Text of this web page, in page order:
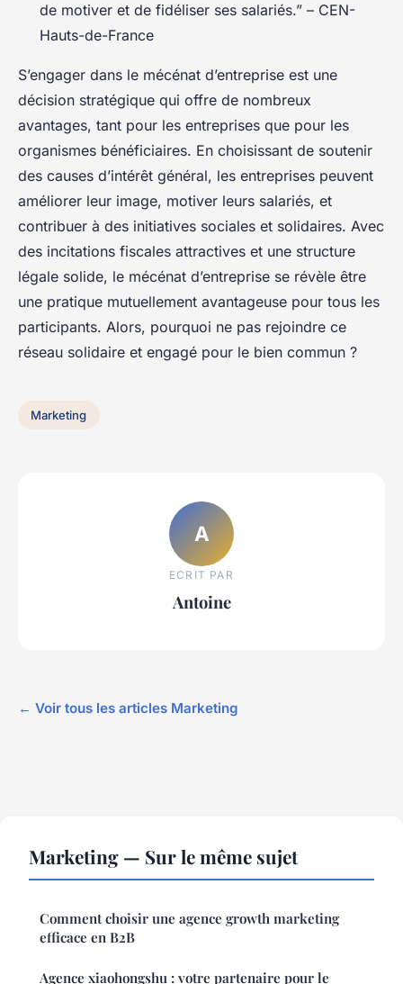
de motiver et de fidéliser ses salariés.” – CEN-
Hauts-de-France
S’engager dans le mécénat d’entreprise est une
décision stratégique qui offre de nombreux
avantages, tant pour les entreprises que pour les
organismes bénéficiaires. En choisissant de soutenir
des causes d’intérêt général, les entreprises peuvent
améliorer leur image, motiver leurs salariés, et
contribuer à des initiatives sociales et solidaires. Avec
des incitations fiscales attractives et une structure
légale solide, le mécénat d’entreprise se révèle être
une pratique mutuellement avantageuse pour tous les
participants. Alors, pourquoi ne pas rejoindre ce
réseau solidaire et engagé pour le bien commun ?
Marketing
A
ECRIT PAR
Antoine
← Voir tous les articles Marketing
Marketing — Sur le même sujet
Comment choisir une agence growth marketing
efficace en B2B
Agence xiaohongshu : votre partenaire pour le